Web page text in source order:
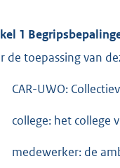
1
de toepassing van
CAR-UWO:
college: het college
medewerker: de